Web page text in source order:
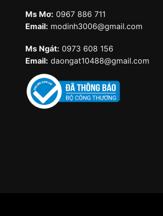
Ms Mơ: 0967 886 711
Email: modinh3006@gmail.com
Ms Ngát: 0973 608 156
Email: daongat10488@gmail.com